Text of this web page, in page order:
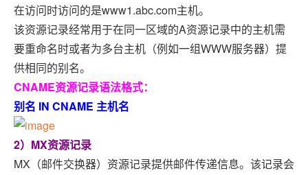
在访问时访问的是www1.abc.com主机。
该资源记录经常用于在同一区域的A资源记录中的主机需
要重命名时或者为多台主机（例如一组WWW服务器）提
供相同的别名。
CNAME资源记录语法格式：
别名 IN CNAME 主机名
2）MX资源记录
MX（邮件交换器）资源记录提供邮件传递信息。该记录会